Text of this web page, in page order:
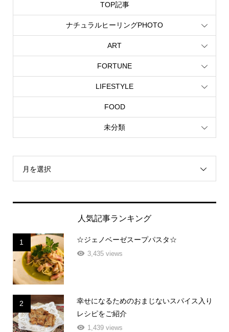
TOP記事
ナチュラルヒーリングPHOTO
ART
FORTUNE
LIFESTYLE
FOOD
未分類
月を選択
人気記事ランキング
1 ☆ジェノベーゼスープパスタ☆
3,435 views
2
幸せになるためのおまじないスパイス入り
レシピをご紹介
1,439 views